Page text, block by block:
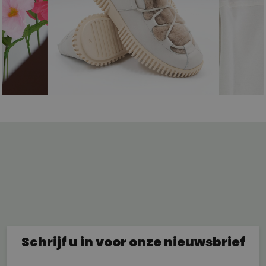
Schrijf u in voor onze nieuwsbrief